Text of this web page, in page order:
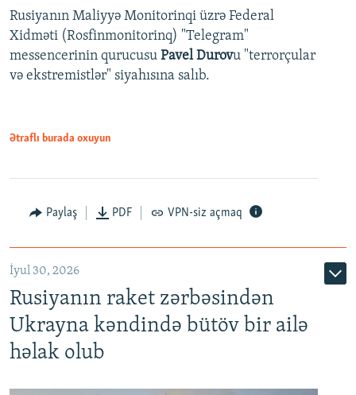
Rusiyanın Maliyyə Monitorinqi üzrə Federal
Xidməti (Rosfinmonitorinq) "Telegram"
messencerinin qurucusu Pavel Durovu "terrorçular
və ekstremistlər" siyahısına salıb.
Ətraflı burada oxuyun
Paylaş PDF VPN-siz açmaq
İyul 30, 2026
Rusiyanın raket zərbəsindən
Ukrayna kəndində bütöv bir ailə
həlak olub